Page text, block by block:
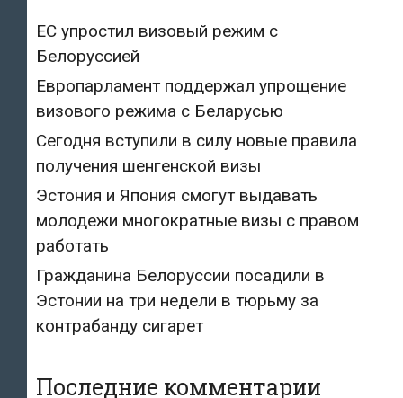
ЕС упростил визовый режим с
Белоруссией
Европарламент поддержал упрощение
визового режима с Беларусью
Сегодня вступили в силу новые правила
получения шенгенской визы
Эстония и Япония смогут выдавать
молодежи многократные визы с правом
работать
Гражданина Белоруссии посадили в
Эстонии на три недели в тюрьму за
контрабанду сигарет
Последние комментарии